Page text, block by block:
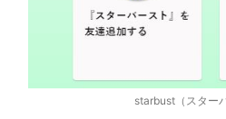
starbust（スター